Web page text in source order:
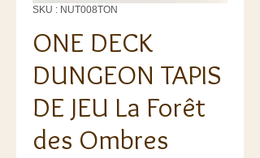
SKU : NUT008TON
ONE DECK
DUNGEON TAPIS
DE JEU La Forêt
des Ombres